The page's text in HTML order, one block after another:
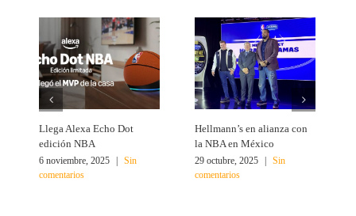
Llega Alexa Echo Dot
edición NBA
6 noviembre, 2025
Sin
comentarios
Hellmann’s en alianza con
la NBA en México
29 octubre, 2025
Sin
comentarios